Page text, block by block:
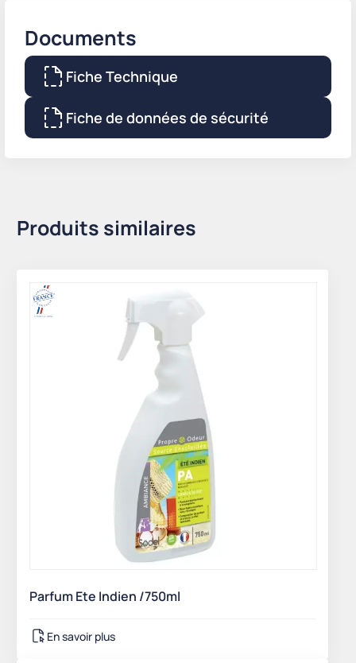
Documents
Fiche Technique
Fiche de données de sécurité
Produits similaires
Parfum Ete Indien /750ml
En savoir plus